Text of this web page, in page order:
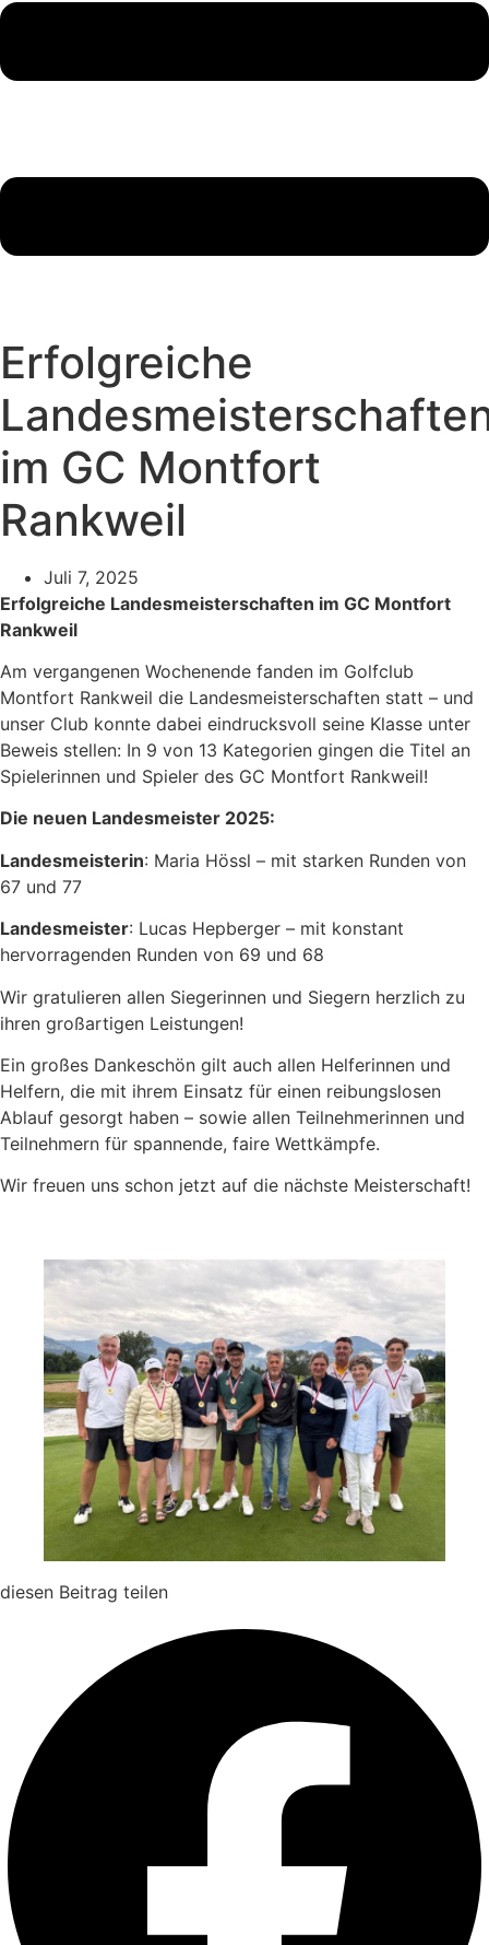
Erfolgreiche
im GC Montfort
Rankweil
Juli 7, 2025
Erfolgreiche Landesmeisterschaften im GC Montfort
Rankweil
Am vergangenen Wochenende fanden im Golfclub
Montfort Rankweil die Landesmeisterschaften statt – und
unser Club konnte dabei eindrucksvoll seine Klasse unter
Beweis stellen: In 9 von 13 Kategorien gingen die Titel an
Spielerinnen und Spieler des GC Montfort Rankweil!
Die neuen Landesmeister 2025:
Landesmeisterin: Maria Hössl – mit starken Runden von
67 und 77
Landesmeister: Lucas Hepberger – mit konstant
hervorragenden Runden von 69 und 68
Wir gratulieren allen Siegerinnen und Siegern herzlich zu
ihren großartigen Leistungen!
Ein großes Dankeschön gilt auch allen Helferinnen und
Helfern, die mit ihrem Einsatz für einen reibungslosen
Ablauf gesorgt haben – sowie allen Teilnehmerinnen und
Teilnehmern für spannende, faire Wettkämpfe.
Wir freuen uns schon jetzt auf die nächste Meisterschaft!
diesen Beitrag teilen